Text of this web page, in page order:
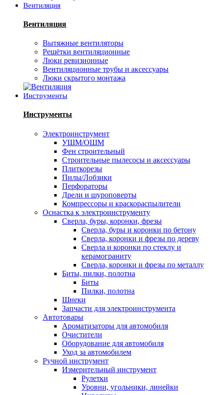
Вентиляция
Вентиляция
Вытяжные вентиляторы
Решётки вентиляционные
Люки ревизионные
Вентиляционные трубы и аксессуары
Люки скрытого монтажа
Инструменты
Инструменты
Электроинструмент
УШМ/ОШМ
Фен строительный
Строительные пылесосы и аксессуары
Плиткорезы
Пилы/Лобзики
Перфораторы
Дрели и шуроповерты
Компрессоры и краскораспылители
Оснастка к электроинструменту
Сверла, буры, коронки, фрезы
Сверла, буры и коронки по бетону
Сверла, коронки и фрезы по дереву
Сверла и коронки по стеклу и
керамограниту
Сверла, коронки и фрезы по металлу
Биты, пилки, полотна
Биты
Пилки, полотна
Шнеки
Запчасти для электроинструмента
Автотовары
Ароматизаторы для автомобиля
Очистители
Оборудование для автомобиля
Уход за автомобилем
Ручной инструмент
Измерительный инструмент
Рулетки
Уровни, угольники, линейки